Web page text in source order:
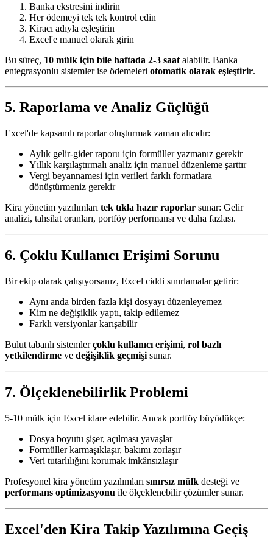
Banka ekstresini indirin
Her ödemeyi tek tek kontrol edin
Kiracı adıyla eşleştirin
Excel'e manuel olarak girin
Bu süreç, 10 mülk için bile haftada 2-3 saat alabilir. Banka
entegrasyonlu sistemler ise ödemeleri otomatik olarak eşleştirir.
5. Raporlama ve Analiz Güçlüğü
Excel'de kapsamlı raporlar oluşturmak zaman alıcıdır:
Aylık gelir-gider raporu için formüller yazmanız gerekir
Yıllık karşılaştırmalı analiz için manuel düzenleme şarttır
Vergi beyannamesi için verileri farklı formatlara
dönüştürmeniz gerekir
Kira yönetim yazılımları tek tıkla hazır raporlar sunar: Gelir
analizi, tahsilat oranları, portföy performansı ve daha fazlası.
6. Çoklu Kullanıcı Erişimi Sorunu
Bir ekip olarak çalışıyorsanız, Excel ciddi sınırlamalar getirir:
Aynı anda birden fazla kişi dosyayı düzenleyemez
Kim ne değişiklik yaptı, takip edilemez
Farklı versiyonlar karışabilir
Bulut tabanlı sistemlerçoklu kullanıcı erişimi, rol bazlı
yetkilendirme ve değişiklik geçmişi sunar.
7. Ölçeklenebilirlik Problemi
5-10 mülk için Excel idare edebilir. Ancak portföy büyüdükçe:
Dosya boyutu şişer, açılması yavaşlar
Formüller karmaşıklaşır, bakımı zorlaşır
Veri tutarlılığını korumak imkânsızlaşır
Profesyonel kira yönetim yazılımları sınırsız mülk desteği ve
performans optimizasyonu ile ölçeklenebilir çözümler sunar.
Excel'den Kira Takip Yazılımına Geçiş